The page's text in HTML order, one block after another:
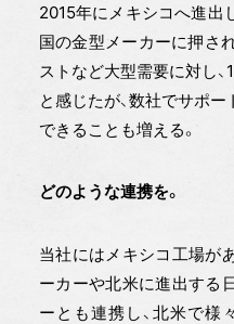
2015年にメキシコへ進出
国の金型メーカーに押さ
ストなど大型需要に対し
と感じたが、数社でサポ
できることも増える。
どのような連携を。
当社にはメキシコ工場が
ーカーや北米に進出する
ーとも連携し、北米で様